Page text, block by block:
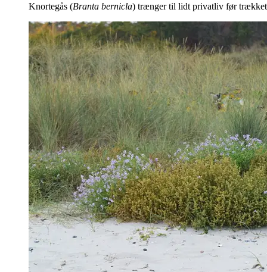
Knortegås (Branta bernicla) trænger til lidt privatliv før trækket